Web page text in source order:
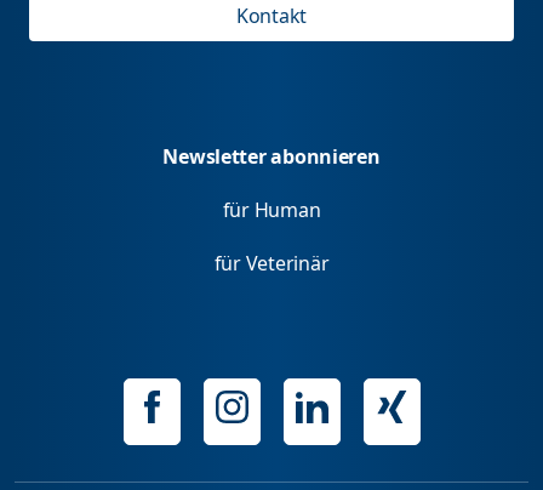
Kontakt
Newsletter abonnieren
für Human
für Veterinär